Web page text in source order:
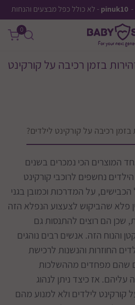
pinuk10 - לא כולל כפל מבצעים והנחות
0
בזמן רכיבה על קורקינט
בזמן רכיבה על קורקינט לילדים?
המוצרים הכי נמכרים בשנים
נחשפים לרוכבי קורקינט
על המדרכות וכמובן בגני
פלא שהביקוש לצעצוע הנפלא הזה
שכן הם רוצים להתנסות גם
והנוח הזה. אנשים רבים נוהגים
החוזרות והנשנות לרכישת
שהם מפחדים מההשלכות
עליהם. אז כיצד ניתן לנהוג
קורקינט לילדים ולא למנוע מהם